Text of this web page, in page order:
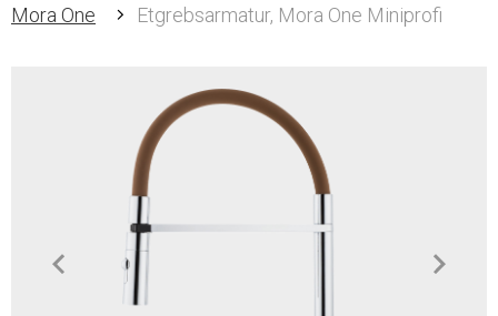
Mora One
Etgrebsarmatur, Mora One Miniprofi